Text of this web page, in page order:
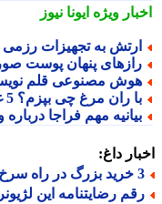
ویژهایونا نیوز
به تجهیزات رزمی
پنهان پوست صورت؛
مصنوعی قلم
ران مرغ چی بپزم؟ 5 غذای خوشمزه و مجلسی که باید امتحان کنید
مهم فراجا درباره
داغ:
رضایتنامه این